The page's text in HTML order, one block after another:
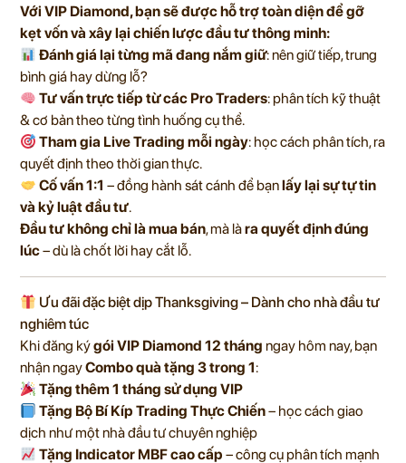
Với VIP Diamond, bạn sẽ được hỗ trợ toàn diện để gỡ
kẹt vốn và xây lại chiến lược đầu tư thông minh:
Đánh giá lại từng mã đang nắm giữ: nên giữ tiếp, trung
bình giá hay dừng lỗ?
Tư vấn trực tiếp từ các Pro Traders: phân tích kỹ thuật
& cơ bản theo từng tình huống cụ thể.
Tham gia Live Trading mỗi ngày: học cách phân tích, ra
quyết định theo thời gian thực.
Cố vấn 1:1 – đồng hành sát cánh để bạnlấy lại sự tự tin
và kỷ luật đầu tư.
Đầu tư không chỉ là mua bán, mà làra quyết định đúng
lúc– dù là chốt lời hay cắt lỗ.
Ưu đãi đặc biệt dịp Thanksgiving – Dành cho nhà đầu tư
nghiêm túc
Khi đăng kýgói VIP Diamond 12 tháng ngay hôm nay, bạn
nhận ngayCombo quà tặng 3 trong 1:
Tặng thêm 1 tháng sử dụng VIP
Tặng Bộ Bí Kíp Trading Thực Chiến– học cách giao
dịch như một nhà đầu tư chuyên nghiệp
Tặng Indicator MBF cao cấp – công cụ phân tích mạnh